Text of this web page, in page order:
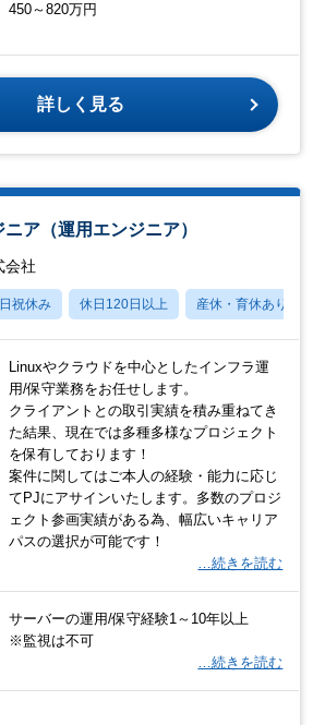
450～820万円
詳しく見る
ア（運用エンジニア）
会社
祝休み 休日120日以上 産休・育休あり
Linuxやクラウドを中心としたインフラ運
用/保守業務をお任せします。
クライアントとの取引実績を積み重ねてき
た結果、現在では多種多様なプロジェクト
を保有しております！
案件に関してはご本人の経験・能力に応じ
てPJにアサインいたします。多数のプロジ
ェクト参画実績がある為、幅広いキャリア
パスの選択が可能です！
…続きを読む
サーバーの運用/保守経験1～10年以上
※監視は不可
…続きを読む